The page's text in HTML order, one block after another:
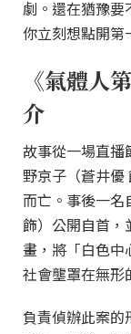
劇。還在猶豫要
你立刻想點開第
《氣體人
介
故事從一場直播
野京子（蒼井優
而亡。事後一名
飾）公開自首，
畫，將「白色中
社會壟罩在無形
負責偵辦此案的